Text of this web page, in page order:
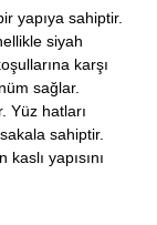
yapıya sahiptir.
siyah
karşı
sağlar.
Yüz hatları
sahiptir.
yapısını